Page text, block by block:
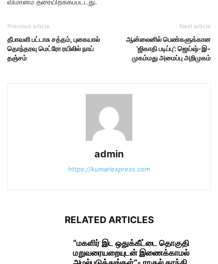
விமானம் தரை​யிறக்​கப்​பட்​டது.
Previous article
தீபாவளி பட்டாசு சத்தம், புகையால்
தொந்தரவு மெட்ரோ ரயிலில் நாய்
தஞ்சம்
Next article
ஆன்லைனில் பெண்களுக்கான
‘ஜிகாதி படிப்பு’: ஜெய்ஷ்-இ-
முகம்மது அமைப்பு அறிமுகம்
admin
https://kumariexpress.com
RELATED ARTICLES
“மகளிர் இட ஒதுக்கீட்டை தொகுதி
மறுவரையறையுடன் இணைக்காமல்